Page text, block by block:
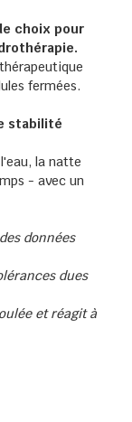
choix pour
fermées.
stabilité
la natte
- avec un
données
dues
et réagit à